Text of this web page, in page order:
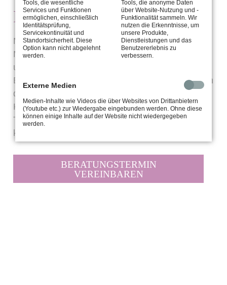
Kosten
Mittels eines speziellen Hörtests, dem Tinnitus-
Matching, können wir Ihren Tinnitus einordnen
und Sie ausführlich zu den unterschiedliche
Behandlungsmethoden beraten. Bei ohrenärztlich
diagnostiziertem Tinnitus übernehmen
Krankenkassen in der Regel Kosten für eine
Tinnitus-Versorgung oder decken diese sogar
komplett.
BERATUNGSTERMIN
VEREINBAREN
Tools, die wesentliche
Services und Funktionen
ermöglichen, einschließlich
Identitätsprüfung,
Servicekontinuität und
Standortsicherheit. Diese
Option kann nicht abgelehnt
werden.
Tools, die anonyme Daten
über Website-Nutzung und -
Funktionalität sammeln. Wir
nutzen die Erkenntnisse, um
unsere Produkte,
Dienstleistungen und das
Benutzererlebnis zu
verbessern.
Externe Medien
Medien-Inhalte wie Videos die über Websites von Drittanbietern
(Youtube etc.) zur Wiedergabe eingebunden werden. Ohne diese
können einige Inhalte auf der Website nicht wiedergegeben
werden.